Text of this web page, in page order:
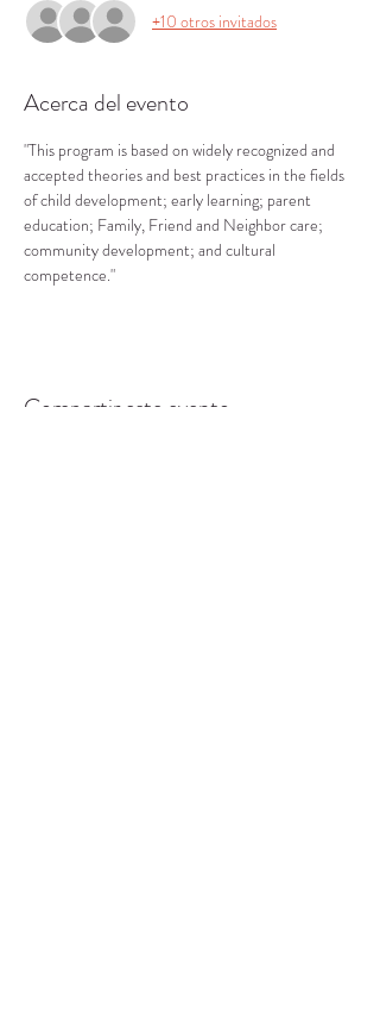
+10 otros invitados
Acerca del evento
"This program is based on widely recognized and
accepted theories and best practices in the fields
of child development; early learning; parent
education; Family, Friend and Neighbor care;
community development; and cultural
competence."
Compartir este evento